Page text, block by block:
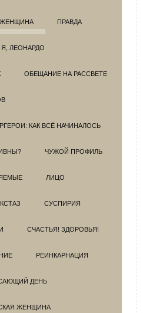
ПРАВДА
Я, ЛЕОНАРДО
ОБЕЩАНИЕ НА РАССВЕТЕ
КАК ВСЁ НАЧИНАЛОСЬ
ЧУЖОЙ ПРОФИЛЬ
ЛИЦО
СУСПИРИЯ
СЧАСТЬЯ! ЗДОРОВЬЯ!
РЕИНКАРНАЦИЯ
ДЕНЬ
ЖЕНЩИНА